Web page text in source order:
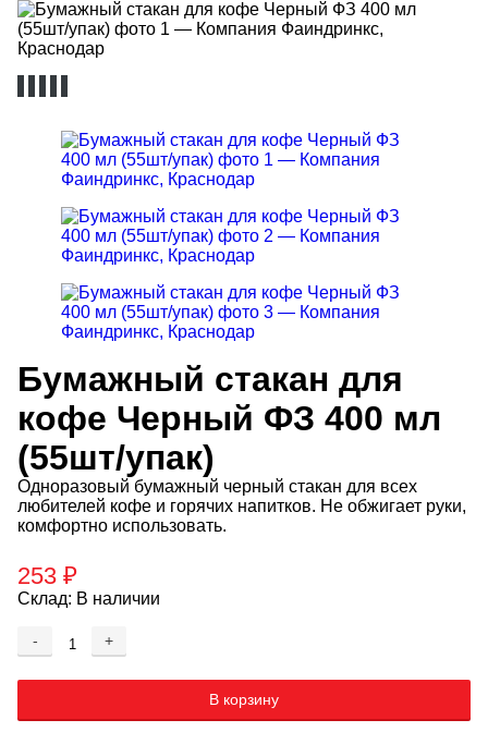
Бумажный стакан для
кофе Черный ФЗ 400 мл
(55шт/упак)
Одноразовый бумажный черный стакан для всех
любителей кофе и горячих напитков. Не обжигает руки,
комфортно использовать.
253 ₽
Склад: В наличии
-
+
В корзину